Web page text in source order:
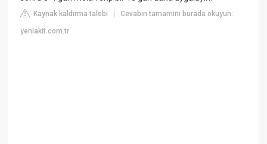
Kaynak kaldırma talebi |Cevabın tamamını burada okuyun:
yeniakit.com.tr